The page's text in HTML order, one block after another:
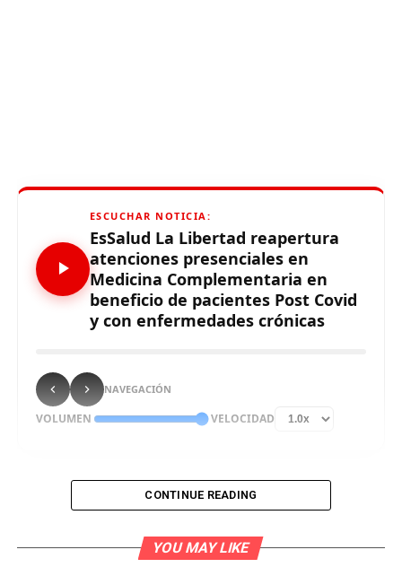
ESCUCHAR NOTICIA:
EsSalud La Libertad reapertura
atenciones presenciales en
Medicina Complementaria en
beneficio de pacientes Post Covid
y con enfermedades crónicas
NAVEGACIÓN
VOLUMEN VELOCIDAD
el Centro de Atención de Medicina Complementaria
CONTINUE READING
YOU MAY LIKE